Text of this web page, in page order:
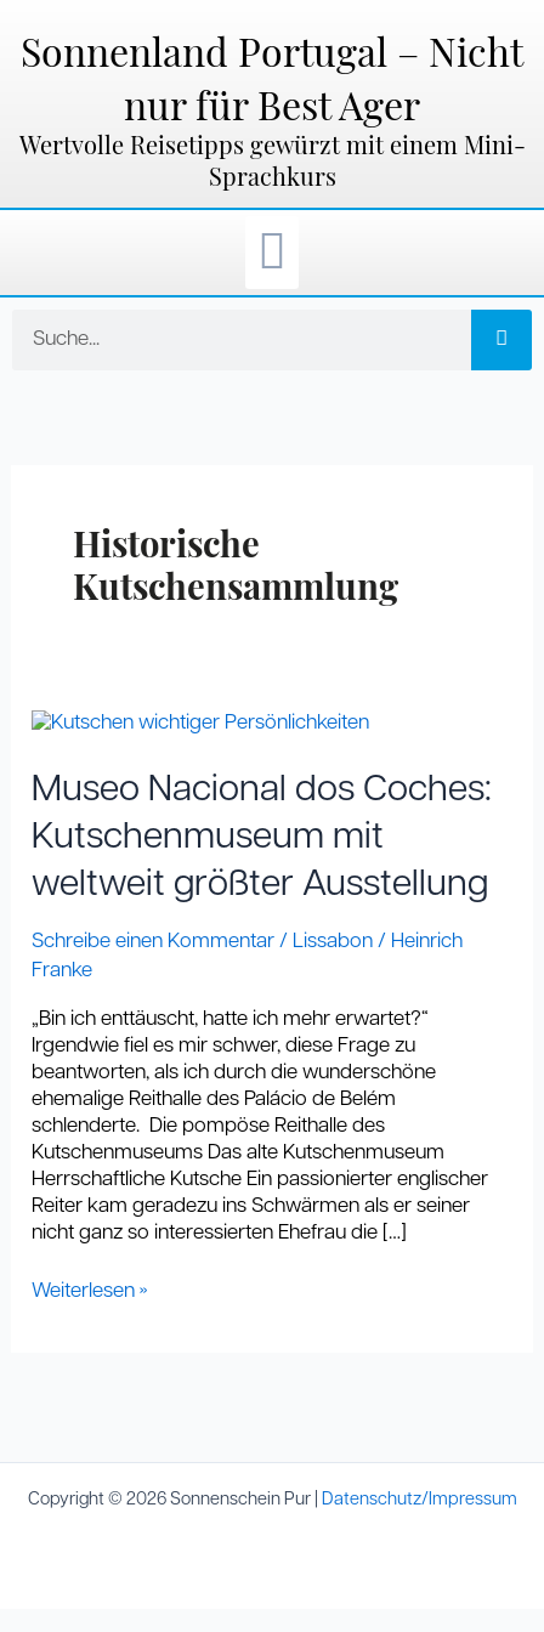
Inhalt
springen
Sonnenland Portugal – Nicht
nur für Best Ager
Wertvolle Reisetipps gewürzt mit einem Mini-
Sprachkurs
Historische
Kutschensammlung
Museo Nacional dos Coches:
Kutschenmuseum mit
weltweit größter Ausstellung
Schreibe einen Kommentar / Lissabon / Heinrich
Franke
„Bin ich enttäuscht, hatte ich mehr erwartet?“
Irgendwie fiel es mir schwer, diese Frage zu
beantworten, als ich durch die wunderschöne
ehemalige Reithalle des Palácio de Belém
schlenderte. Die pompöse Reithalle des
Kutschenmuseums Das alte Kutschenmuseum
Herrschaftliche Kutsche Ein passionierter englischer
Reiter kam geradezu ins Schwärmen als er seiner
nicht ganz so interessierten Ehefrau die […]
Museo
dos
Coches:
Kutschenmuseum
weltweit
Ausstellung
Weiterlesen »
Copyright © 2026 Sonnenschein Pur | Datenschutz/Impressum